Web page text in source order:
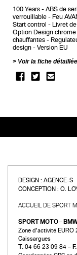
100 Years ABS de
verrouillable
Feu
Start control
Livret
Option Design chrome
chauffantes
design
Version EU
Voir la fiche détaillée
DESIGN : AGENCE-S
CONCEPTION : O.
ACCUEIL DE SPORT
SPORT MOTO –
Zone d’activité
Caissargues
T. 04 66 23 09 84 – F.